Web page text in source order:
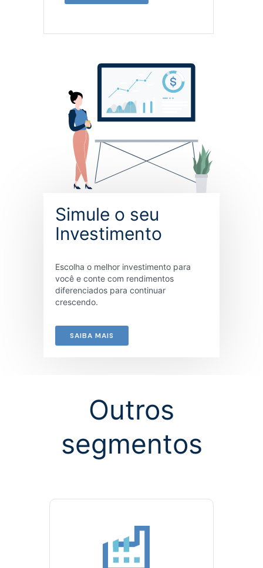
Simule o seu
Investimento
Escolha o melhor investimento para
você e conte com rendimentos
diferenciados para continuar
crescendo.
SAIBA MAIS
Outros
segmentos